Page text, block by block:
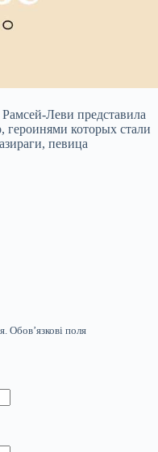
Леви представила
героинями которых стали
певица
Обов’язкові поля